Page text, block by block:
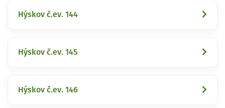
Hýskov č.ev. 144
Hýskov č.ev. 145
Hýskov č.ev. 146